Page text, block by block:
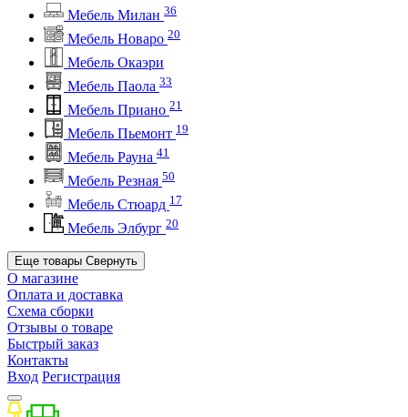
Мебель Милан 36
Мебель Новаро 20
Мебель Окаэри
Мебель Паола 33
Мебель Приано 21
Мебель Пьемонт 19
Мебель Рауна 41
Мебель Резная 50
Мебель Стюард 17
Мебель Элбург 20
Еще товары Свернуть
О магазине
Оплата и доставка
Схема сборки
Отзывы о товаре
Быстрый заказ
Контакты
Вход Регистрация